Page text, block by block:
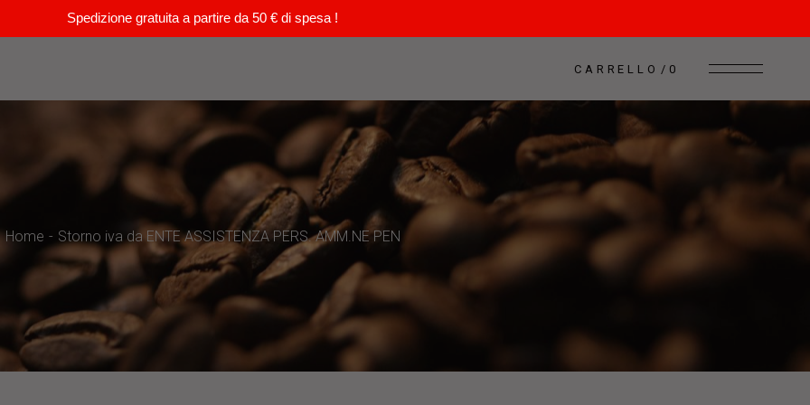
Spedizione gratuita a partire da 50 € di spesa !
CARRELLO 0
Home Storno iva da ENTE ASSISTENZA PERS. AMM.NE PEN